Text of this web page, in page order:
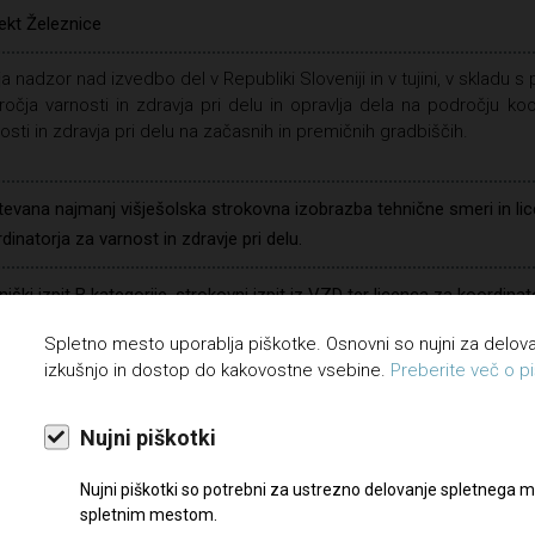
Železnice
nadzor nad izvedbo del v Republiki Sloveniji in v tujini, v skladu s
varnosti in zdravja pri delu in opravlja dela na področju
in zdravja pri delu na začasnih in premičnih gradbiščih.
najmanj višješolska strokovna izobrazba tehnične smeri in
za varnost in zdravje pri delu.
izpit B kategorije, strokovni izpit iz VZD ter licenca za
poznavanje procesov dela iz področja, kjer bo opravljal delo.
Spletno mesto uporablja piškotke. Osnovni so nujni za
izkušnjo in dostop do kakovostne vsebine. Preberite več o
Nujni piškotki
Nujni piškotki so potrebni za ustrezno delovanje spletnega
spletnim mestom.